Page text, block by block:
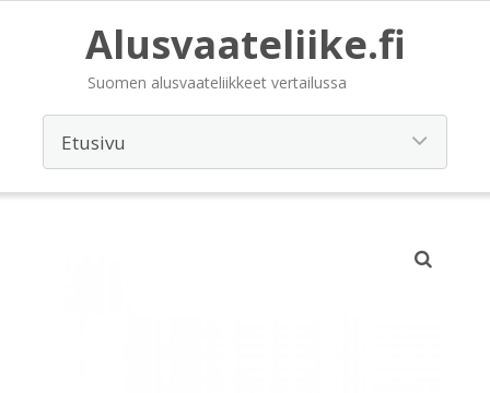
Alusvaateliike.fi
Suomen alusvaateliikkeet vertailussa